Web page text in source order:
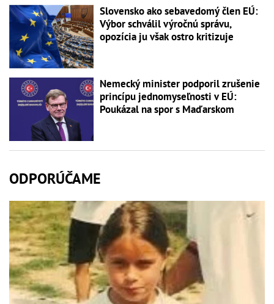
Slovensko ako sebavedomý člen EÚ:
Výbor schválil výročnú správu,
opozícia ju však ostro kritizuje
Nemecký minister podporil zrušenie
princípu jednomyseľnosti v EÚ:
Poukázal na spor s Maďarskom
ODPORÚČAME